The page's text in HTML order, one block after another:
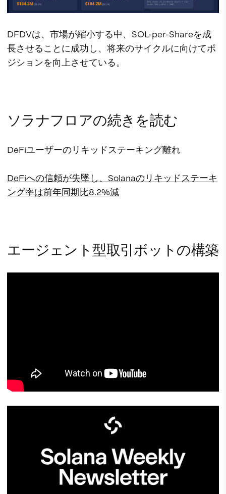
DFDVは、市場が縮小する中、SOL-per-Shareを成
長させることに成功し、将来のサイクルに向けてポ
ジションを向上させている。
ソラナフロアの続きを読む
DeFiユーザーのリキッドステーキング離れ
DeFiへの信頼が失墜し、Solanaのリキッドステーキ
ング率は前年同期比8.2%減
エージェント型取引ボットの構築